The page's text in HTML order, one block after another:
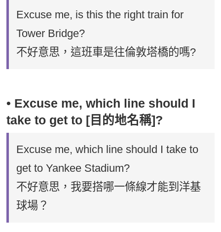
Excuse me, is this the right train for
Tower Bridge?
不好意思，這班車是往倫敦塔橋的嗎?
• Excuse me, which line should I
take to get to [目的地名稱]?
Excuse me, which line should I take to
get to Yankee Stadium?
不好意思，我要搭哪一條線才能到洋基
球場？